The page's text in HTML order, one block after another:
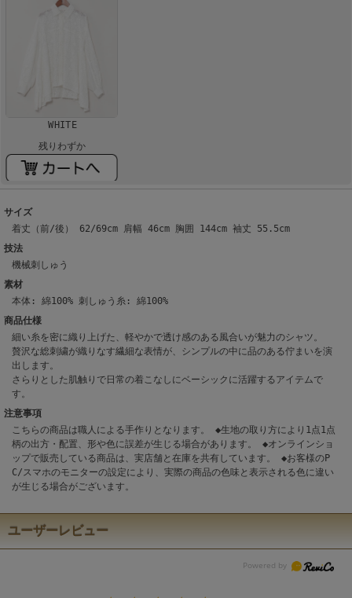
WHITE
残りわずか
サイズ
着丈（前/後） 62/69cm 肩幅 46cm 胸囲 144cm 袖丈 55.5cm
技法
機械刺しゅう
素材
本体: 綿100% 刺しゅう糸: 綿100%
商品仕様
細い糸を密に織り上げた、軽やかで透け感のある風合いが魅力のシャツ。
贅沢な総刺繍が織りなす繊細な表情が、シンプルの中に品のある佇まいを演
出します。
さらりとした肌触りで日常の着こなしにベーシックに活躍するアイテムで
す。
注意事項
こちらの商品は職人による手作りとなります。 ◆生地の取り方により1点1点
柄の出方・配置、形や色に誤差が生じる場合があります。 ◆オンラインショ
ップで販売している商品は、実店舗と在庫を共有しています。 ◆お客様のP
C/スマホのモニターの設定により、実際の商品の色味と表示される色に違い
が生じる場合がございます。
ユーザーレビュー